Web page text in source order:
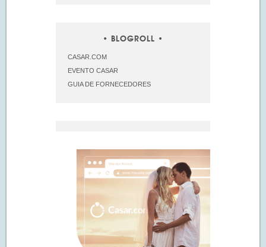
BLOGROLL
CASAR.COM
EVENTO CASAR
GUIA DE FORNECEDORES